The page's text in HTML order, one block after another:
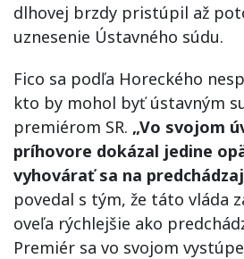
dlhovej brzdy pristúpil až
uznesenie Ústavného súdu.
Fico sa podľa Horeckého
kto by mohol byť ústavným
premiérom SR. „Vo svojom
príhovore dokázal jedine
vyhovárať sa na
povedal s tým, že táto vláda
oveľa rýchlejšie ako
Premiér sa vo svojom